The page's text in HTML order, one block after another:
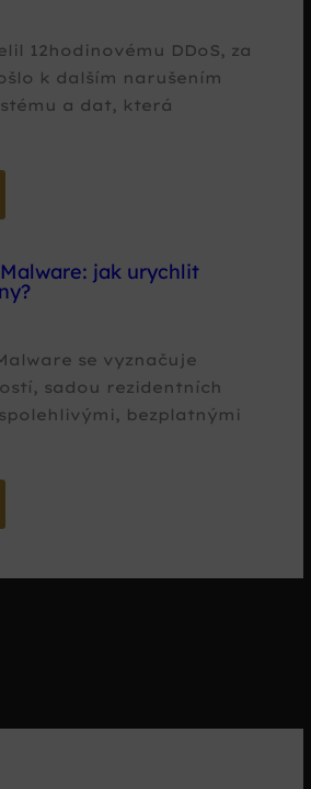
12hodinovému DDoS, za
k dalším narušením
a dat, která
jak urychlit
se vyznačuje
sadou rezidentních
bezplatnými